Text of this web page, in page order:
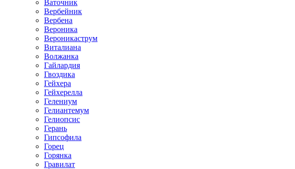
Ваточник
Вербейник
Вербена
Вероника
Вероникаструм
Виталиана
Волжанка
Гайлардия
Гвоздика
Гейхера
Гейхерелла
Гелениум
Гелиантемум
Гелиопсис
Герань
Гипсофила
Горец
Горянка
Гравилат